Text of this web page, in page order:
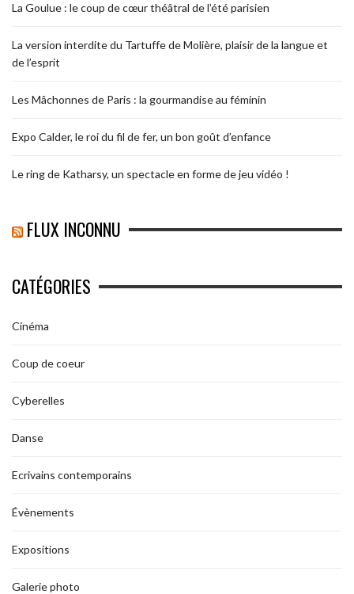
La Goulue : le coup de cœur théâtral de l’été parisien
La version interdite du Tartuffe de Molière, plaisir de la langue et
de l’esprit
Les Mâchonnes de Paris : la gourmandise au féminin
Expo Calder, le roi du fil de fer, un bon goût d’enfance
Le ring de Katharsy, un spectacle en forme de jeu vidéo !
FLUX INCONNU
CATÉGORIES
Cinéma
Coup de coeur
Cyberelles
Danse
Ecrivains contemporains
Évènements
Expositions
Galerie photo